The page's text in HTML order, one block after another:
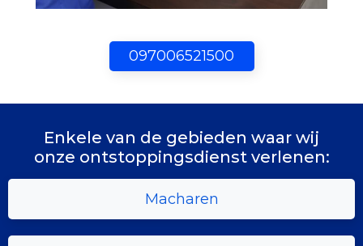
097006521500
Enkele van de gebieden waar wij
onze ontstoppingsdienst verlenen:
Macharen